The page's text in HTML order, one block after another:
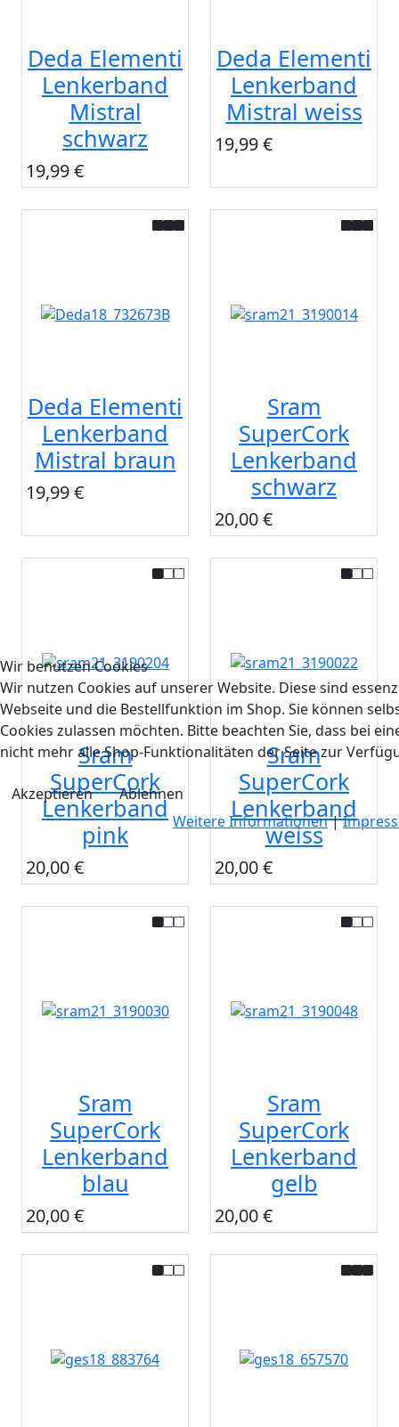
Deda Elementi
Lenkerband
Mistral
schwarz
19,99 €
Deda Elementi
Lenkerband
Mistral weiss
19,99 €
Deda Elementi
Lenkerband
Mistral braun
19,99 €
Sram
SuperCork
Lenkerband
schwarz
20,00 €
Sram
SuperCork
Lenkerband
pink
20,00 €
Sram
SuperCork
Lenkerband
weiss
20,00 €
Sram
SuperCork
Lenkerband
blau
20,00 €
Sram
SuperCork
Lenkerband
gelb
20,00 €
Wir benutzen Cookies
Wir nutzen Cookies auf unserer Website. Diese sind
Webseite und die Bestellfunktion im Shop. Sie können
Cookies zulassen möchten. Bitte beachten Sie, dass bei
nicht mehr alle Shop-Funktionalitäten der Seite zur
Akzeptieren
Ablehnen
Weitere Informationen|